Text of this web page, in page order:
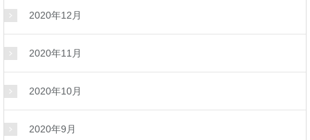
2020年12月
2020年11月
2020年10月
2020年9月